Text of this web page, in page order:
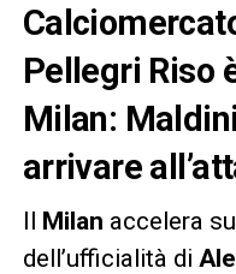
Pellegri Riso
Milan:
arrivare
Il Milan accelera
dell’ufficialità di